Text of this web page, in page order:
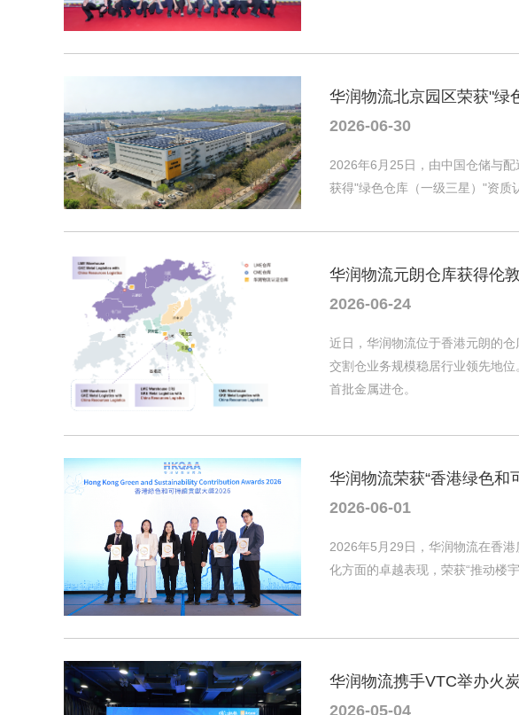
华润物流北京园区荣获"绿
2026-06-30
2026年6月25日，由中国仓储与
获得"绿色仓库（一级三星）"资质
华润物流元朗仓库获得伦
2026-06-24
近日，华润物流位于香港元朗的
交割仓业务规模稳居行业领先地
首批金属进仓。
华润物流荣获“香港绿色和
2026-06-01
2026年5月29日，华润物流在香
化方面的卓越表现，荣获“推动楼
2026-05-04